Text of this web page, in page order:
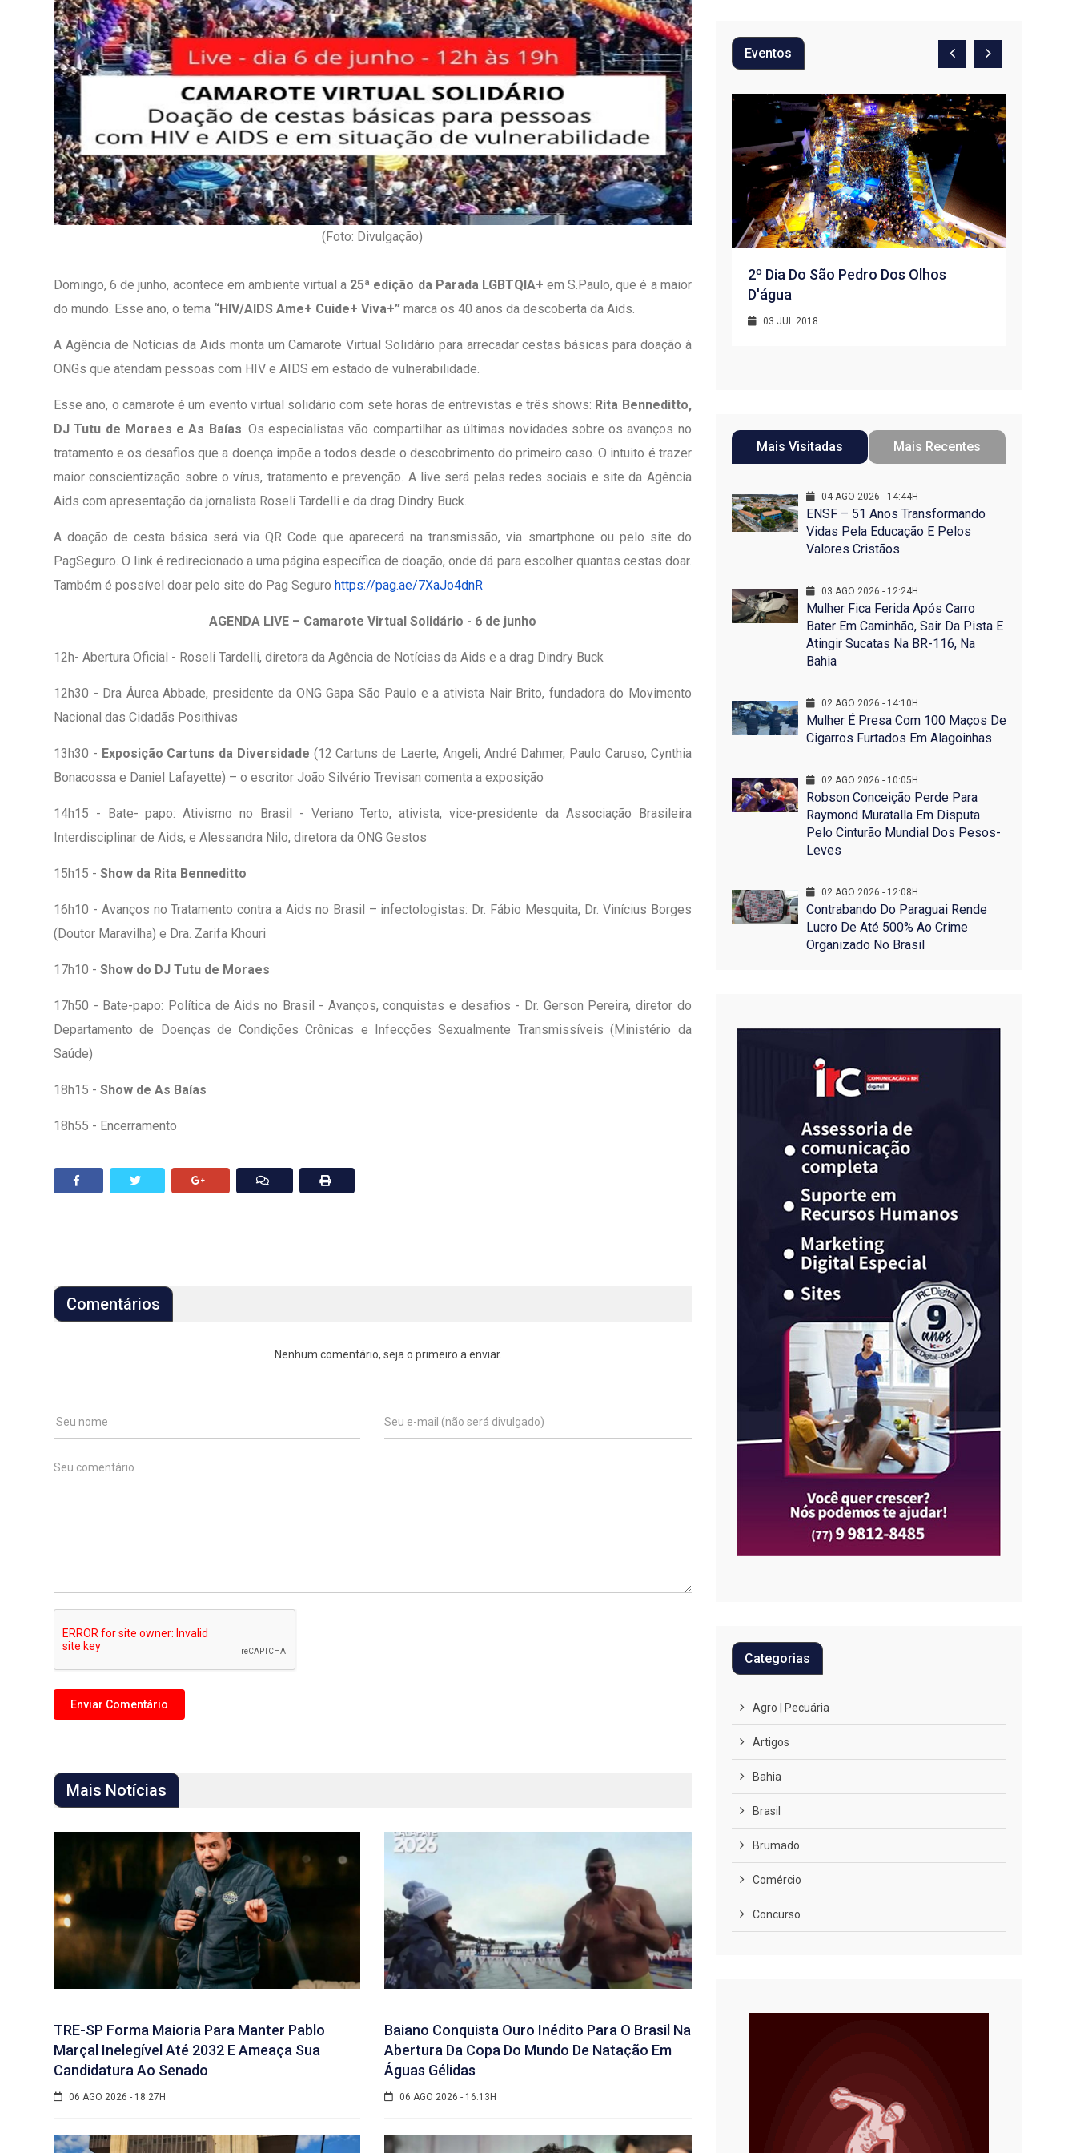
(Foto: Divulgação)
Domingo, 6 de junho, acontece em ambiente virtual a 25ª edição da Parada LGBTQIA+ em S.Paulo, que é a maior
do mundo. Esse ano, o tema “HIV/AIDS Ame+ Cuide+ Viva+” marca os 40 anos da descoberta da Aids.
A Agência de Notícias da Aids monta um Camarote Virtual Solidário para arrecadar cestas básicas para doação à
ONGs que atendam pessoas com HIV e AIDS em estado de vulnerabilidade.
Esse ano, o camarote é um evento virtual solidário com sete horas de entrevistas e três shows: Rita Benneditto,
DJ Tutu de Moraes e As Baías. Os especialistas vão compartilhar as últimas novidades sobre os avanços no
tratamento e os desafios que a doença impõe a todos desde o descobrimento do primeiro caso. O intuito é trazer
maior conscientização sobre o vírus, tratamento e prevenção. A live será pelas redes sociais e site da Agência
Aids com apresentação da jornalista Roseli Tardelli e da drag Dindry Buck.
A doação de cesta básica será via QR Code que aparecerá na transmissão, via smartphone ou pelo site do
PagSeguro. O link é redirecionado a uma página específica de doação, onde dá para escolher quantas cestas doar.
Também é possível doar pelo site do Pag Seguro https://pag.ae/7XaJo4dnR
AGENDA LIVE – Camarote Virtual Solidário - 6 de junho
12h- Abertura Oficial - Roseli Tardelli, diretora da Agência de Notícias da Aids e a drag Dindry Buck
12h30 - Dra Áurea Abbade, presidente da ONG Gapa São Paulo e a ativista Nair Brito, fundadora do Movimento
Nacional das Cidadãs Posithivas
13h30 - Exposição Cartuns da Diversidade (12 Cartuns de Laerte, Angeli, André Dahmer, Paulo Caruso, Cynthia
Bonacossa e Daniel Lafayette) – o escritor João Silvério Trevisan comenta a exposição
14h15 - Bate- papo: Ativismo no Brasil - Veriano Terto, ativista, vice-presidente da Associação Brasileira
Interdisciplinar de Aids, e Alessandra Nilo, diretora da ONG Gestos
15h15 - Show da Rita Benneditto
16h10 - Avanços no Tratamento contra a Aids no Brasil – infectologistas: Dr. Fábio Mesquita, Dr. Vinícius Borges
(Doutor Maravilha) e Dra. Zarifa Khouri
17h10 - Show do DJ Tutu de Moraes
17h50 - Bate-papo: Política de Aids no Brasil - Avanços, conquistas e desafios - Dr. Gerson Pereira, diretor do
Departamento de Doenças de Condições Crônicas e Infecções Sexualmente Transmissíveis (Ministério da
Saúde)
18h15 - Show de As Baías
18h55 - Encerramento
Comentários
Nenhum comentário, seja o primeiro a enviar.
Mais Notícias
TRE-SP Forma Maioria Para Manter Pablo
Marçal Inelegível Até 2032 E Ameaça Sua
Candidatura Ao Senado
06 AGO 2026 - 18:27H
Baiano Conquista Ouro Inédito Para O Brasil Na
Abertura Da Copa Do Mundo De Natação Em
Águas Gélidas
06 AGO 2026 - 16:13H
Eventos
1º Dia - São Pedro Do Bairro Olhos
01 JUL 2018
Inauguração Da Franquia HINODE
09 JAN 2018
2º Dia Do São Pedro Dos Olhos
D'água
03 JUL 2018
Mais Visitadas Mais Recentes
04 AGO 2026 - 14:44H
ENSF – 51 Anos Transformando
Vidas Pela Educação E Pelos
Valores Cristãos
03 AGO 2026 - 12:24H
Mulher Fica Ferida Após Carro
Bater Em Caminhão, Sair Da Pista E
Atingir Sucatas Na BR-116, Na
Bahia
02 AGO 2026 - 14:10H
Mulher É Presa Com 100 Maços De
Cigarros Furtados Em Alagoinhas
02 AGO 2026 - 10:05H
Robson Conceição Perde Para
Raymond Muratalla Em Disputa
Pelo Cinturão Mundial Dos Pesos-
Leves
02 AGO 2026 - 12:08H
Contrabando Do Paraguai Rende
Lucro De Até 500% Ao Crime
Organizado No Brasil
Categorias
Agro | Pecuária
Artigos
Bahia
Brasil
Brumado
Comércio
Concurso